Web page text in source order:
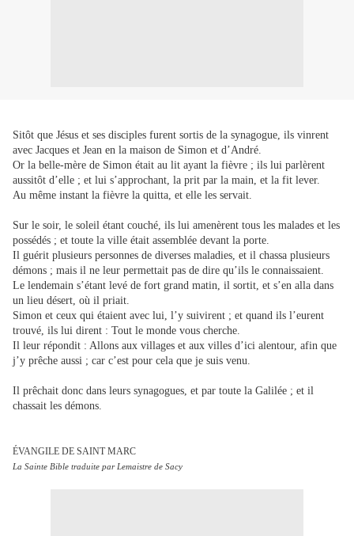
Sitôt que Jésus et ses disciples furent sortis de la synagogue, ils vinrent
avec Jacques et Jean en la maison de Simon et d’André.
Or la belle-mère de Simon était au lit ayant la fièvre ; ils lui parlèrent
aussitôt d’elle ; et lui s’approchant, la prit par la main, et la fit lever.
Au même instant la fièvre la quitta, et elle les servait.
Sur le soir, le soleil étant couché, ils lui amenèrent tous les malades et les
possédés ; et toute la ville était assemblée devant la porte.
Il guérit plusieurs personnes de diverses maladies, et il chassa plusieurs
démons ; mais il ne leur permettait pas de dire qu’ils le connaissaient.
Le lendemain s’étant levé de fort grand matin, il sortit, et s’en alla dans
un lieu désert, où il priait.
Simon et ceux qui étaient avec lui, l’y suivirent ; et quand ils l’eurent
trouvé, ils lui dirent : Tout le monde vous cherche.
Il leur répondit : Allons aux villages et aux villes d’ici alentour, afin que
j’y prêche aussi ; car c’est pour cela que je suis venu.
Il prêchait donc dans leurs synagogues, et par toute la Galilée ; et il
chassait les démons.
ÉVANGILE DE SAINT MARC
La Sainte Bible traduite par Lemaistre de Sacy